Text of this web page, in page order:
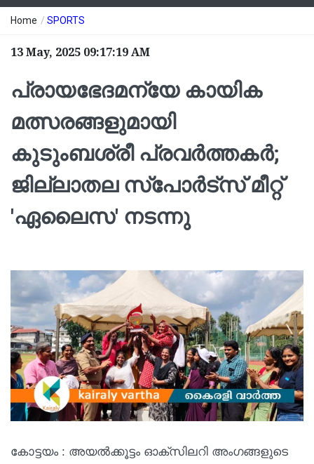
Home / SPORTS
13 May, 2025 09:17:19 AM
പ്രായഭേദമന്യേ കായിക
മത്സരങ്ങളുമായി
കുടുംബശ്രീ പ്രവർത്തകർ;
ജില്ലാതല സ്‌പോർട്സ് മീറ്റ്
'ഏലൈസ' നടന്നു
കോട്ടയം : അയൽക്കൂട്ടം ഓക്സിലറി അംഗങ്ങളുടെ